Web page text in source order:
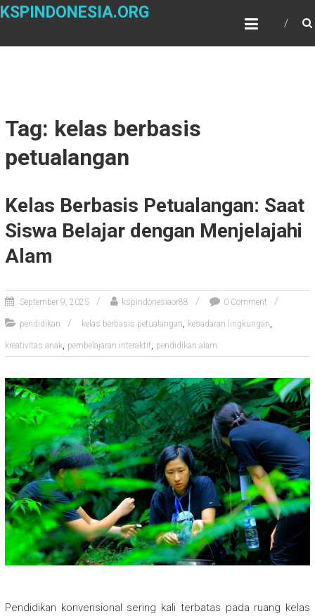
Skip
KSPINDONESIA.ORG
Tag: kelas berbasis
petualangan
Kelas Berbasis Petualangan: Saat
Siswa Belajar dengan Menjelajahi
Alam
September 9, 2025 kspindonesiaor88 0 Comment
pendidikan kelas berbasis petualangan, kesadaran lingkungan,
kreativitas anak, pembelajaran interaktif, pendidikan alam
Pendidikan konvensional sering kali terbatas pada ruang kelas